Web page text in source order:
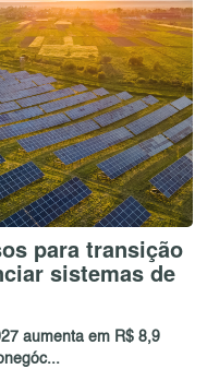
para transição
sistemas de
aumenta em R$ 8,9